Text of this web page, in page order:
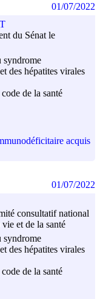
du Sénat le
syndrome
des hépatites virales
de la santé
acquis
01/07/2022
consultatif national
et de la santé
syndrome
des hépatites virales
de la santé
01/07/2022